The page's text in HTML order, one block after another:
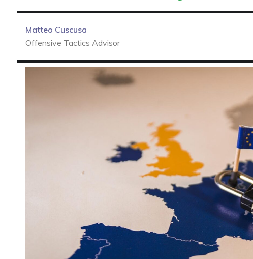
Matteo Cuscusa
Offensive Tactics Advisor